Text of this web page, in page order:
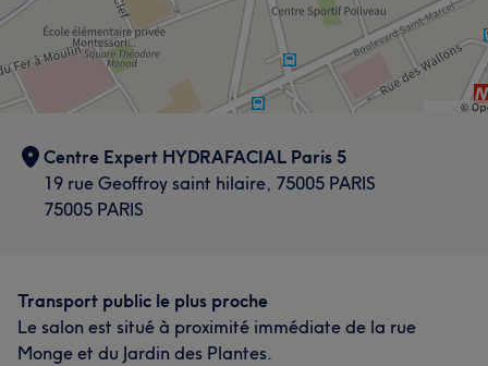
Centre Expert HYDRAFACIAL Paris 5
19 rue Geoffroy saint hilaire, 75005 PARIS
75005 PARIS
Transport public le plus proche
Le salon est situé à proximité immédiate de la rue
Monge et du Jardin des Plantes.